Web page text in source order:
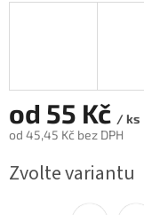
od 55 Kč / ks
od 45,45 Kč bez DPH
cena:
Zvolte variantu